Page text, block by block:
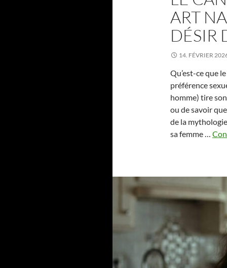
ART
DÉSIR
14. FÉVRIER
Qu’est-ce que
préférence
homme) tire
ou de savoir
de la
sa femme …